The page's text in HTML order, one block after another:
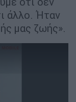
άλλο. Ήταν
μας ζωής».